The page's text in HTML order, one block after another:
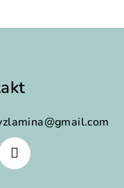
@gmail.com